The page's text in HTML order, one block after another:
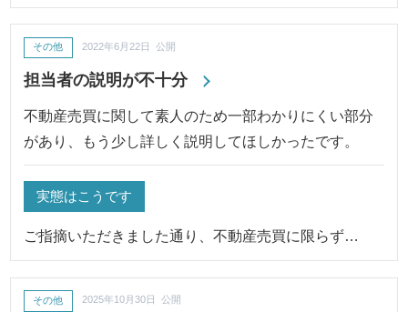
担当者の説明が不十分
その他 2022年6月22日 公開
不動産売買に関して素人のため一部わかりにくい部分
があり、もう少し詳しく説明してほしかったです。
実態はこうです
ご指摘いただきました通り、不動産売買に限らず…
その他 2025年10月30日 公開